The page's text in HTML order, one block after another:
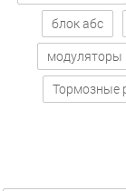
блок абс
модуляторы
Тормозные